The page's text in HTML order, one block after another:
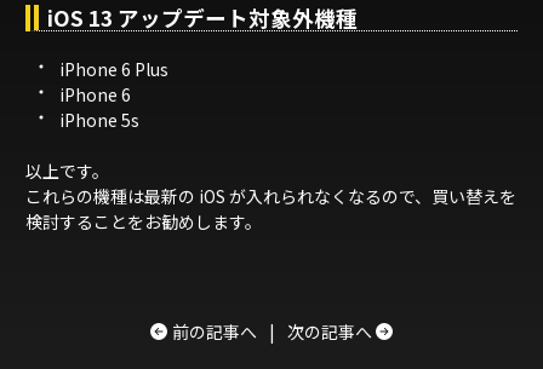
iOS 13 アップデート対象外機種
iPhone 6 Plus
iPhone 6
iPhone 5s
以上です。
これらの機種は最新の iOS が入れられなくなるので、買い替えを
検討することをお勧めします。
前の記事へ | 次の記事へ